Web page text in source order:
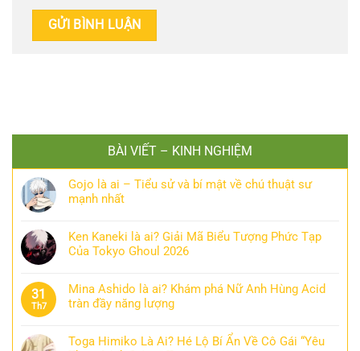
BÀI VIẾT – KINH NGHIỆM
Gojo là ai – Tiểu sử và bí mật về chú thuật sư
mạnh nhất
Ken Kaneki là ai? Giải Mã Biểu Tượng Phức Tạp
Của Tokyo Ghoul 2026
31
Th7
Mina Ashido là ai? Khám phá Nữ Anh Hùng Acid
tràn đầy năng lượng
Toga Himiko Là Ai? Hé Lộ Bí Ẩn Về Cô Gái “Yêu